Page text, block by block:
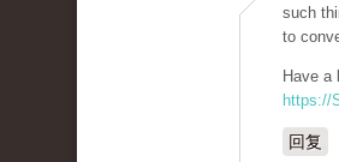
such
to
Have a
https://
回复